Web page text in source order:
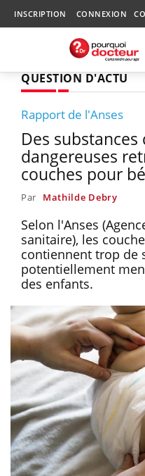
INSCRIPTION CONNEXION
QUESTION D'ACTU
Rapport de l'Anses
Des
dangereuses
couches pour
Par Mathilde Debry
Selon l'Anses
sanitaire), les
contiennent trop de
potentiellement
des enfants.